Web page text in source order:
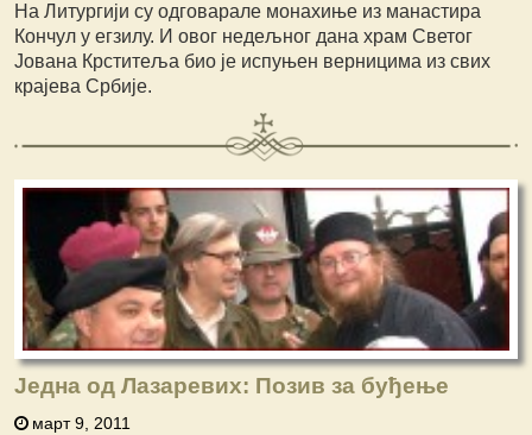
На Литургији су одговарале монахиње из манастира
Кончул у егзилу. И овог недељног дана храм Светог
Јована Крститеља био је испуњен верницима из свих
крајева Србије.
Једна од Лазаревих: Позив за буђење
март 9, 2011